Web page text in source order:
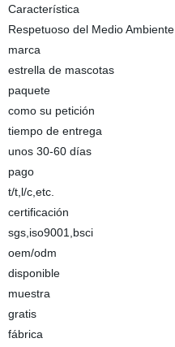
Característica
Respetuoso del Medio Ambiente
marca
estrella de mascotas
paquete
como su petición
tiempo de entrega
unos 30-60 días
pago
t/t,l/c,etc.
certificación
sgs,iso9001,bsci
oem/odm
disponible
muestra
gratis
fábrica